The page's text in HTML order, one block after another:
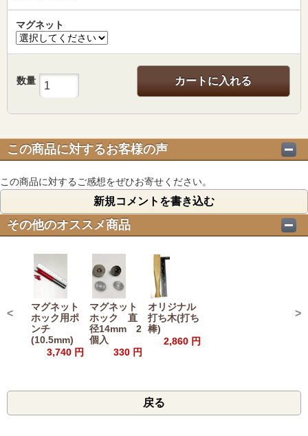
マグネット
数量 カートに入れる
この商品に対するお客様の声
この商品に対するご感想をぜひお寄せください。
新規コメントを書き込む
その他のオススメ商品
マグネット
ホック用ポ
ンチ
(10.5mm)
3,740 円
マグネット
ホック 直
径14mm 2
個入
330 円
オリジナル
打ち木(打ち
棒)
2,860 円
< >
戻る